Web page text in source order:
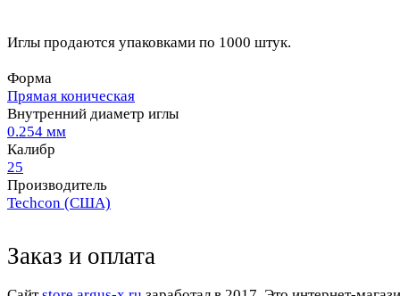
Иглы продаются упаковками по 1000 штук.
Форма
Прямая коническая
Внутренний диаметр иглы
0.254 мм
Калибр
25
Производитель
Techcon (США)
Заказ и оплата